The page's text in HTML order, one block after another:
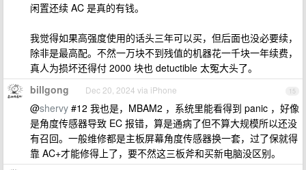
闲置还续 AC 是真的有钱。
我觉得如果高强度使用的话头三年可以买，但后面也没必要续，
除非是最高配。不然一万块不到残值的机器花一千块一年续费，
真人为损坏还得付 2000 块也 detuctible 太冤大头了。
15
billgong Dec 20, 2024 via iPhone
@shervy #12 我也是，MBAM2 ，系统里能看得到 panic ，好像
是角度传感器导致 EC 报错，算是通病了但不算大规模所以还没
有召回。一般维修都是主板屏幕角度传感器换一套，过了保就得
靠 AC+才能修得上了，要不然这三板斧和买新电脑没区别。